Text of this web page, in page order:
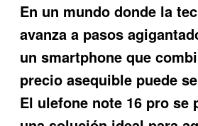
En un mundo donde la
avanza a pasos
un smartphone que
precio asequible puede
El ulefone note 16 pro se